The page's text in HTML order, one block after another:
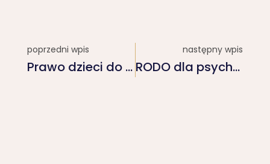
poprzedni wpis
Prawo dzieci do prywatności terapii!
następny wpis
RODO dla psychologa